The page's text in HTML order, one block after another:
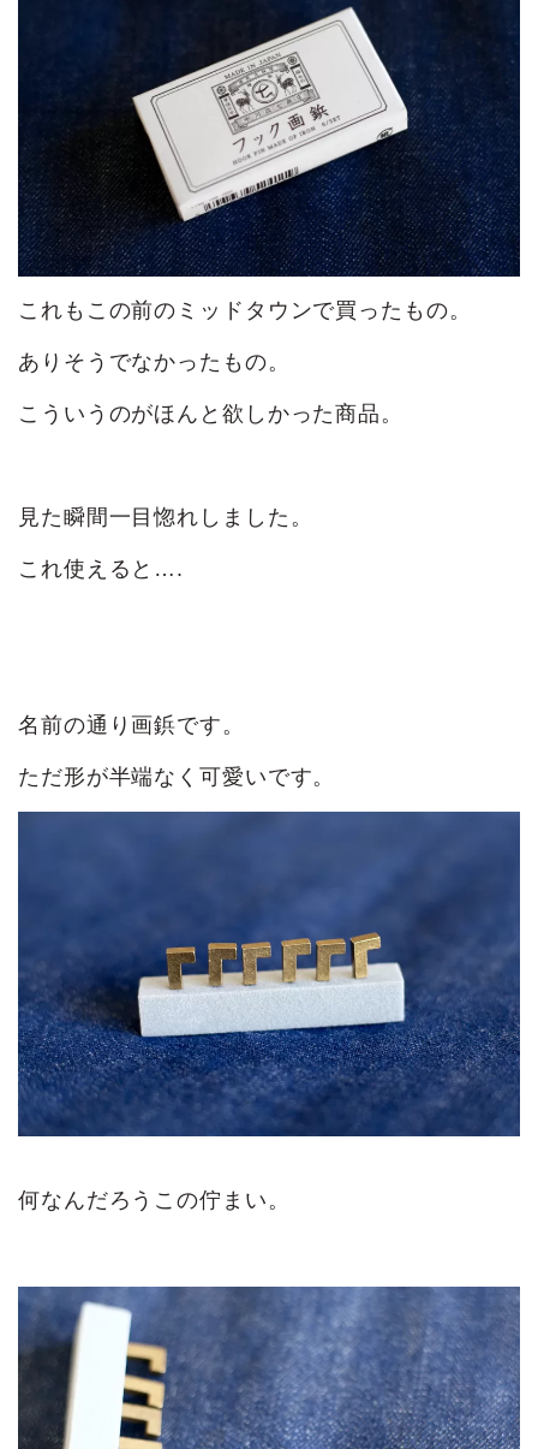
これもこの前のミッドタウンで買ったもの。
ありそうでなかったもの。
こういうのがほんと欲しかった商品。
見た瞬間一目惚れしました。
これ使えると….
名前の通り画鋲です。
ただ形が半端なく可愛いです。
何なんだろうこの佇まい。